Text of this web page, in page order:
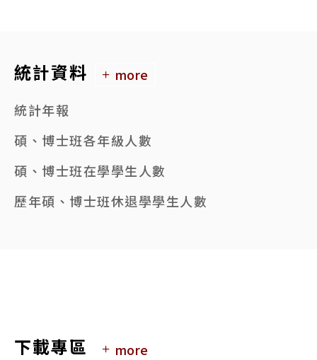
統計資料
more
統計年報
碩、博士班各年級人數
碩、博士班在學學生人數
歷年碩、博士班休退學學生人數
下載專區 more